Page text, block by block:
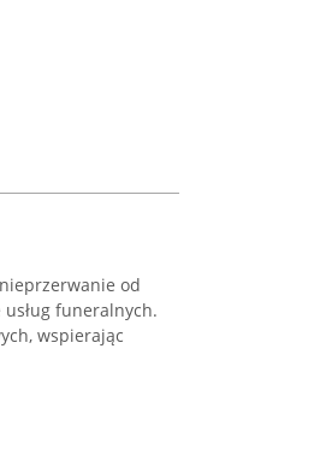
od
funeralnych.
wspierając